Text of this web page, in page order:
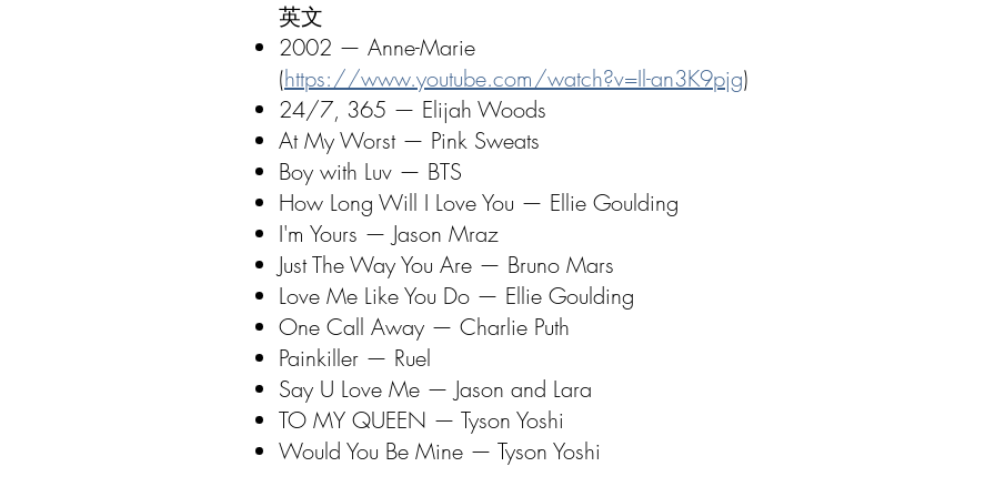
英文
2002 — Anne-Marie
(https://www.youtube.com/watch?v=Il-an3K9pjg)
24/7, 365 — Elijah Woods
At My Worst — Pink Sweats
Boy with Luv — BTS
How Long Will I Love You — Ellie Goulding
I'm Yours — Jason Mraz
Just The Way You Are — Bruno Mars
Love Me Like You Do — Ellie Goulding
One Call Away — Charlie Puth
Painkiller — Ruel
Say U Love Me — Jason and Lara
TO MY QUEEN — Tyson Yoshi
Would You Be Mine — Tyson Yoshi